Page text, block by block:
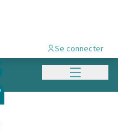
Menu
Se connecter